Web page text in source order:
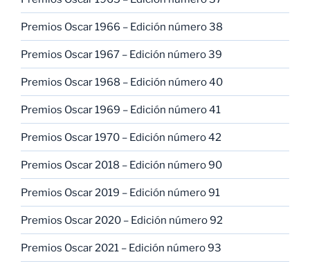
Premios Oscar 1966 – Edición número 38
Premios Oscar 1967 – Edición número 39
Premios Oscar 1968 – Edición número 40
Premios Oscar 1969 – Edición número 41
Premios Oscar 1970 – Edición número 42
Premios Oscar 2018 – Edición número 90
Premios Oscar 2019 – Edición número 91
Premios Oscar 2020 – Edición número 92
Premios Oscar 2021 – Edición número 93